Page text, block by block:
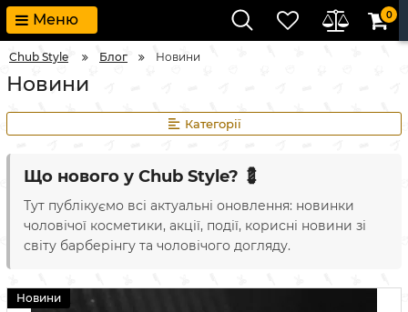
Меню 0
Chub Style Блог Новини
Новини
Категорії
Що нового у Chub Style? 💈
Тут публікуємо всі актуальні оновлення: новинки
чоловічої косметики, акції, події, корисні новини зі
світу барберінгу та чоловічого догляду.
Новини